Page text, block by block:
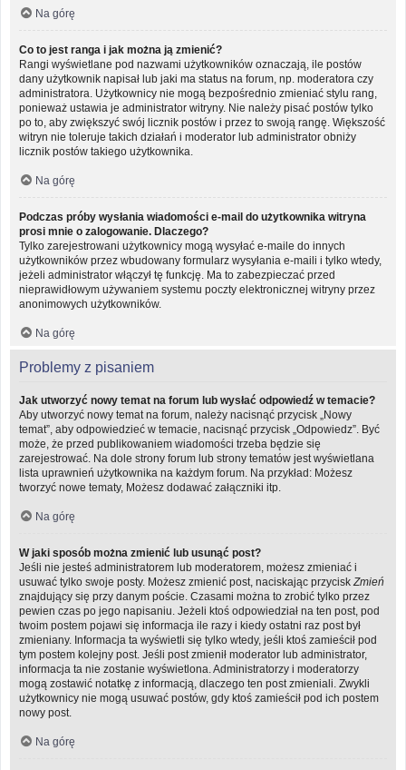
Na górę
Co to jest ranga i jak można ją zmienić?
Rangi wyświetlane pod nazwami użytkowników oznaczają, ile postów
dany użytkownik napisał lub jaki ma status na forum, np. moderatora czy
administratora. Użytkownicy nie mogą bezpośrednio zmieniać stylu rang,
ponieważ ustawia je administrator witryny. Nie należy pisać postów tylko
po to, aby zwiększyć swój licznik postów i przez to swoją rangę. Większość
witryn nie toleruje takich działań i moderator lub administrator obniży
licznik postów takiego użytkownika.
Na górę
Podczas próby wysłania wiadomości e-mail do użytkownika witryna
prosi mnie o zalogowanie. Dlaczego?
Tylko zarejestrowani użytkownicy mogą wysyłać e-maile do innych
użytkowników przez wbudowany formularz wysyłania e-maili i tylko wtedy,
jeżeli administrator włączył tę funkcję. Ma to zabezpieczać przed
nieprawidłowym używaniem systemu poczty elektronicznej witryny przez
anonimowych użytkowników.
Na górę
Problemy z pisaniem
Jak utworzyć nowy temat na forum lub wysłać odpowiedź w temacie?
Aby utworzyć nowy temat na forum, należy nacisnąć przycisk „Nowy
temat”, aby odpowiedzieć w temacie, nacisnąć przycisk „Odpowiedz”. Być
może, że przed publikowaniem wiadomości trzeba będzie się
zarejestrować. Na dole strony forum lub strony tematów jest wyświetlana
lista uprawnień użytkownika na każdym forum. Na przykład: Możesz
tworzyć nowe tematy, Możesz dodawać załączniki itp.
Na górę
W jaki sposób można zmienić lub usunąć post?
Jeśli nie jesteś administratorem lub moderatorem, możesz zmieniać i
usuwać tylko swoje posty. Możesz zmienić post, naciskając przycisk Zmień
znajdujący się przy danym poście. Czasami można to zrobić tylko przez
pewien czas po jego napisaniu. Jeżeli ktoś odpowiedział na ten post, pod
twoim postem pojawi się informacja ile razy i kiedy ostatni raz post był
zmieniany. Informacja ta wyświetli się tylko wtedy, jeśli ktoś zamieścił pod
tym postem kolejny post. Jeśli post zmienił moderator lub administrator,
informacja ta nie zostanie wyświetlona. Administratorzy i moderatorzy
mogą zostawić notatkę z informacją, dlaczego ten post zmieniali. Zwykli
użytkownicy nie mogą usuwać postów, gdy ktoś zamieścił pod ich postem
nowy post.
Na górę